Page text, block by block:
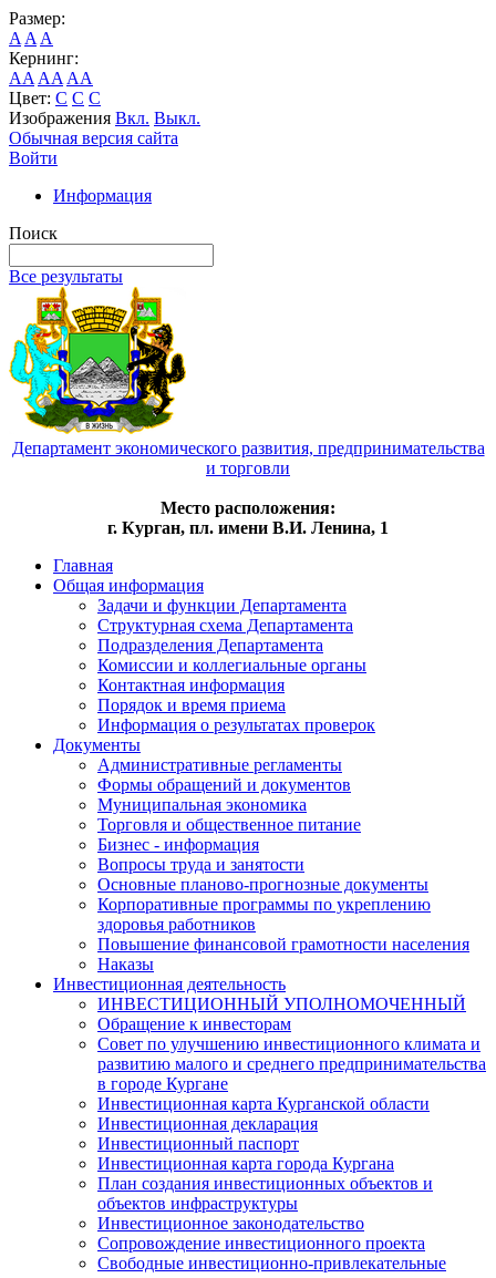
Размер:
A A A
Кернинг:
AA AA AA
Цвет: C C C
Изображения Вкл. Выкл.
Обычная версия сайта
Войти
Информация
Поиск
Все результаты
Департамент экономического развития, предпринимательства
и торговли
Место расположения:
г. Курган, пл. имени В.И. Ленина, 1
Главная
Общая информация
Задачи и функции Департамента
Структурная схема Департамента
Подразделения Департамента
Комиссии и коллегиальные органы
Контактная информация
Порядок и время приема
Информация о результатах проверок
Документы
Административные регламенты
Формы обращений и документов
Муниципальная экономика
Торговля и общественное питание
Бизнес - информация
Вопросы труда и занятости
Основные планово-прогнозные документы
Корпоративные программы по укреплению
здоровья работников
Повышение финансовой грамотности населения
Наказы
Инвестиционная деятельность
ИНВЕСТИЦИОННЫЙ УПОЛНОМОЧЕННЫЙ
Обращение к инвесторам
Совет по улучшению инвестиционного климата и
развитию малого и среднего предпринимательства
в городе Кургане
Инвестиционная карта Курганской области
Инвестиционная декларация
Инвестиционный паспорт
Инвестиционная карта города Кургана
План создания инвестиционных объектов и
объектов инфраструктуры
Инвестиционное законодательство
Сопровождение инвестиционного проекта
Свободные инвестиционно-привлекательные